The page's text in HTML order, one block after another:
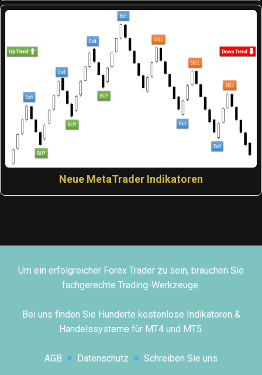
Neue MetaTrader Indikatoren
Um ein erfolgreicher Forex Trader zu sein, brauchen Sie
fachgerechte Trading-Werkzeuge.
Bei uns finden Sie Hunderte kostenlose Indikatoren &
Handelssysteme für MT4 und MT5.
AGB Datenschutz Schreiben Sie uns